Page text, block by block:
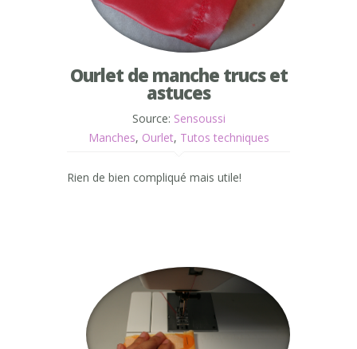
Ourlet de manche trucs et
astuces
Source: Sensoussi
Manches, Ourlet, Tutos techniques
Rien de bien compliqué mais utile!